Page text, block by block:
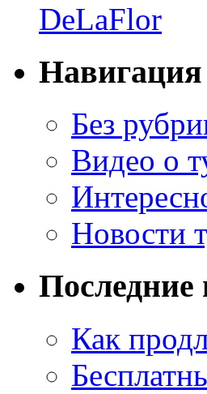
DeLaFlor
Навигация
Без
Видео о
Новости
Последние
Как